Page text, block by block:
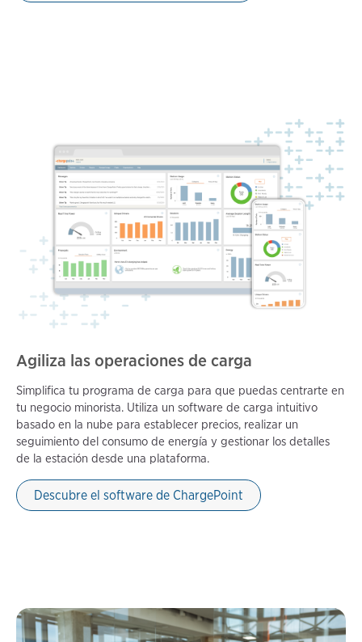
Agiliza las operaciones de carga
Simplifica tu programa de carga para que puedas centrarte en
tu negocio minorista. Utiliza un software de carga intuitivo
basado en la nube para establecer precios, realizar un
seguimiento del consumo de energía y gestionar los detalles
de la estación desde una plataforma.
Descubre el software de ChargePoint